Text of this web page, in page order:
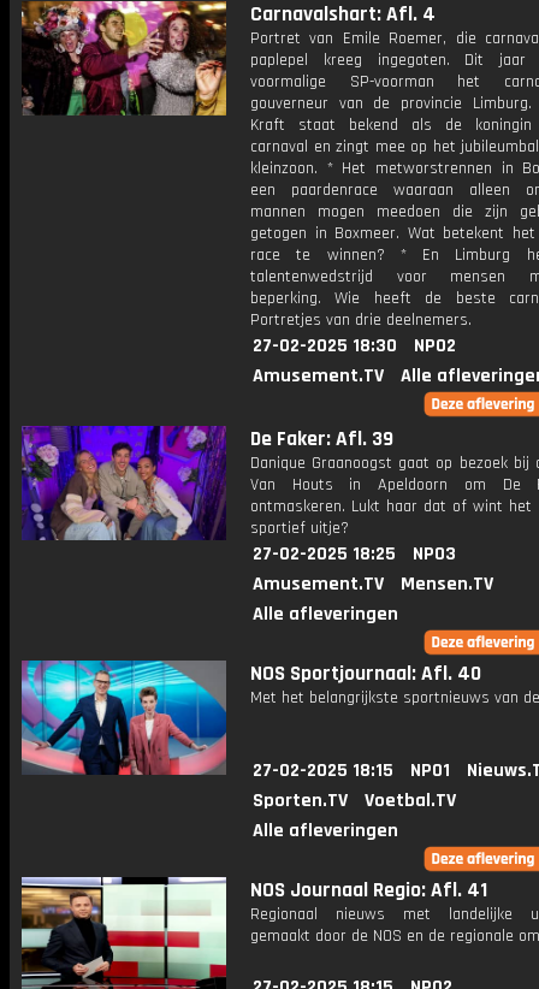
Carnavalshart: Afl. 4
Portret van Emile Roemer, die
paplepel kreeg ingegoten. Dit
voormalige SP-voorman het
gouverneur van de provincie
Kraft staat bekend als de
carnaval en zingt mee op het
kleinzoon. * Het metworstrennen in
een paardenrace waaraan alleen
mannen mogen meedoen die zijn
getogen in Boxmeer. Wat betekent
race te winnen? * En Limburg
talentenwedstrijd voor mensen
beperking. Wie heeft de beste
Portretjes van drie deelnemers.
27-02-2025 18:30
NPO2
Amusement.TV
Alle
De Faker: Afl. 39
Danique Graanoogst gaat op bezoek bij
Van Houts in Apeldoorn om De
ontmaskeren. Lukt haar dat of wint het
sportief uitje?
27-02-2025 18:25
NPO3
Amusement.TV
Mensen.TV
Alle afleveringen
NOS Sportjournaal: Afl. 40
Met het belangrijkste sportnieuws van
27-02-2025 18:15 NPO1
Sporten.TV
Voetbal.TV
Alle afleveringen
NOS Journaal Regio: Afl. 41
Regionaal nieuws met landelijke
gemaakt door de NOS en de regionale